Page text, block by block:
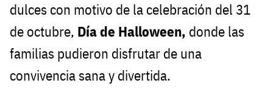
dulces con motivo de la celebración del 31
de octubre, Día de Halloween, donde las
familias pudieron disfrutar de una
convivencia sana y divertida.